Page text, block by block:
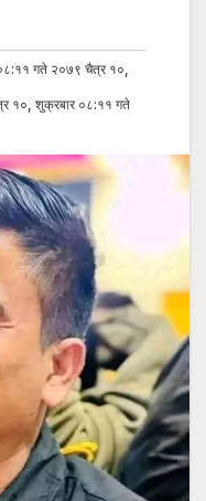
गते २०७९ चैत्र १०,
१०, शुक्रबार ०८:११ गते